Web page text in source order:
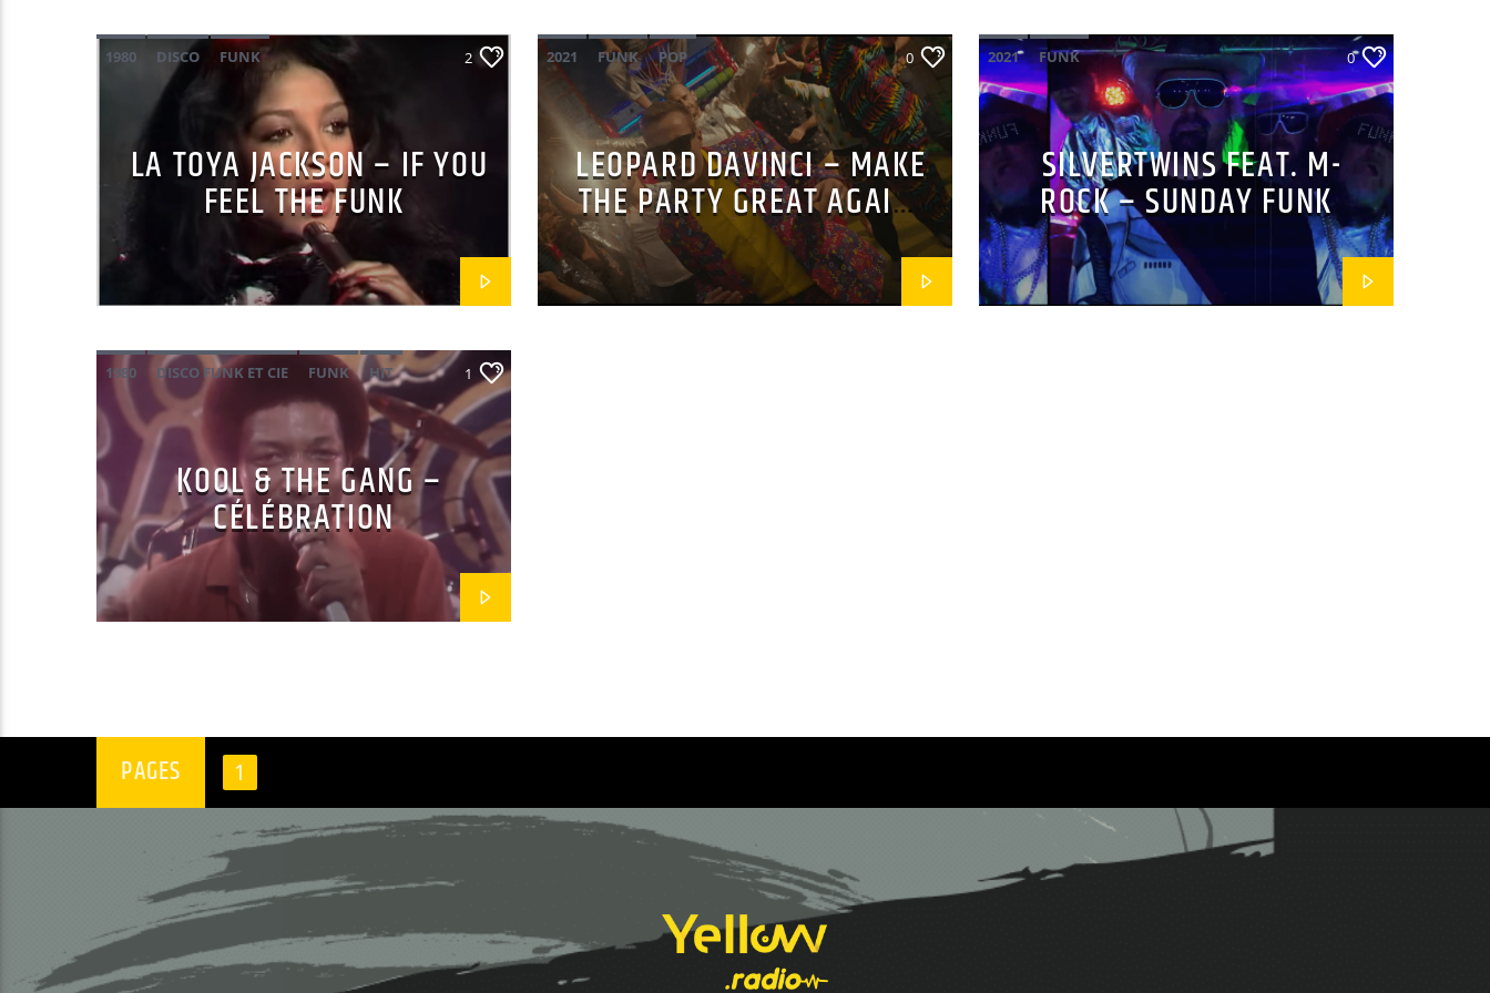
1980 DISCO
FUNK
LA TOYA JACKSON
2
LA TOYA JACKSON – IF YOU
FEEL THE FUNK
2021 FUNK POP 0
LEOPARD DAVINCI – MAKE
THE PARTY GREAT AGAIN
(FEAT. LOUIS 707 & MR.E)
2021 FUNK 0
SILVERTWINS FEAT. M-
ROCK – SUNDAY FUNK
1980 DISCO FUNK ET CIE FUNK
HIT
KOOL & THE GANG
1
KOOL & THE GANG –
CÉLÉBRATION
PAGES 1